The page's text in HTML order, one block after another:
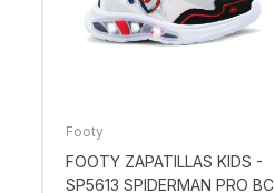
Footy
FOOTY ZAPATILLAS KIDS -
SP5613 SPIDERMAN PRO BC